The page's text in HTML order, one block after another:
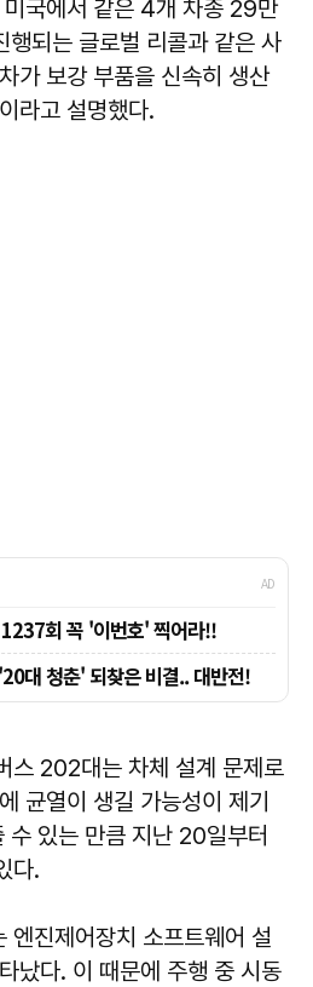
국에서 같은 4개 차종 29만
되는 글로벌 리콜과 같은 사
가 보강 부품을 신속히 생산
라고 설명했다.
스 202대는 차체 설계 문제로
균열이 생길 가능성이 제기
수 있는 만큼 지난 20일부터
다.
진제어장치 소프트웨어 설
났다. 이 때문에 주행 중 시동